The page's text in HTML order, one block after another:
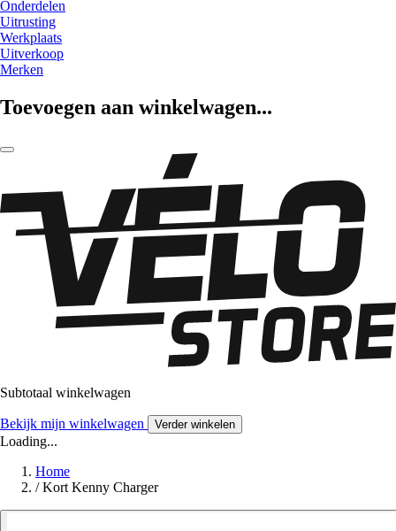
Onderdelen
Uitrusting
Werkplaats
Uitverkoop
Merken
Toevoegen aan winkelwagen...
Subtotaal winkelwagen
Bekijk mijn winkelwagen Verder winkelen
Loading...
Home
/ Kort Kenny Charger